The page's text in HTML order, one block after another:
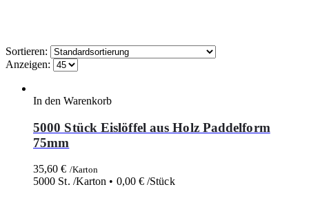
Sortieren:
Anzeigen:
In den Warenkorb
5000 Stück Eislöffel aus Holz Paddelform
75mm
35,60€ /Karton
5000 St. /Karton • 0,00 € /Stück